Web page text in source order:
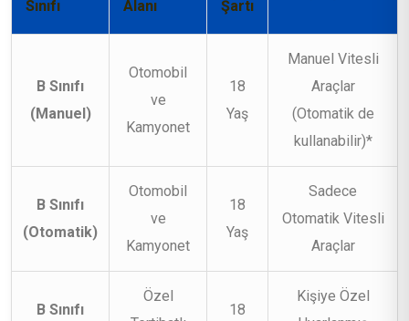
Sınıfı
Alanı
Şartı
B Sınıfı
(Manuel)
Otomobil
ve
Kamyonet
18
Yaş
Manuel Vitesli
Araçlar
(Otomatik de
kullanabilir)*
B Sınıfı
(Otomatik)
Otomobil
ve
Kamyonet
18
Yaş
Sadece
Otomatik Vitesli
Araçlar
B Sınıfı
Özel
18
Kişiye Özel